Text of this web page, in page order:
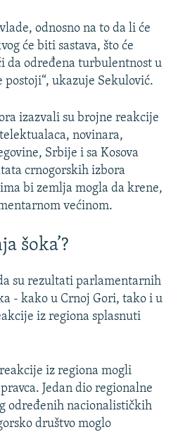
odnosno na to da li će
će biti sastava, što će
da određena turbulentnost u
ukazuje Sekulović.
izazvali su brojne reakcije
novinara,
Srbije i sa Kosova
crnogorskih izbora
bi zemlja mogla da krene,
većinom.
šoka’?
su rezultati parlamentarnih
- kako u Crnoj Gori, tako i u
iz regiona splasnuti
iz regiona mogli
Jedan dio regionalne
određenih nacionalističkih
društvo moglo